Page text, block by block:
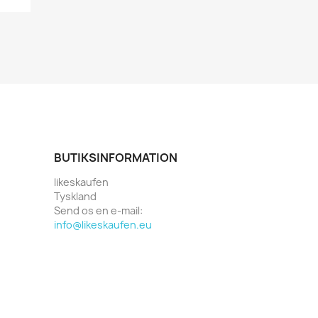
BUTIKSINFORMATION
likeskaufen
Tyskland
Send os en e-mail:
info@likeskaufen.eu